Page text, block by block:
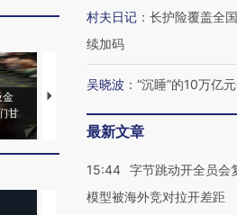
金
甘
马航飞行员跨国走私7万
粒摇头丸 尿检体内含3种
度Z世代
村夫日记 ： 长护险覆盖全
续加码
吴晓波 ： “沉睡”的10万亿
最新文章
15:44 字节跳动开全员会
模型被海外竞对拉开差距